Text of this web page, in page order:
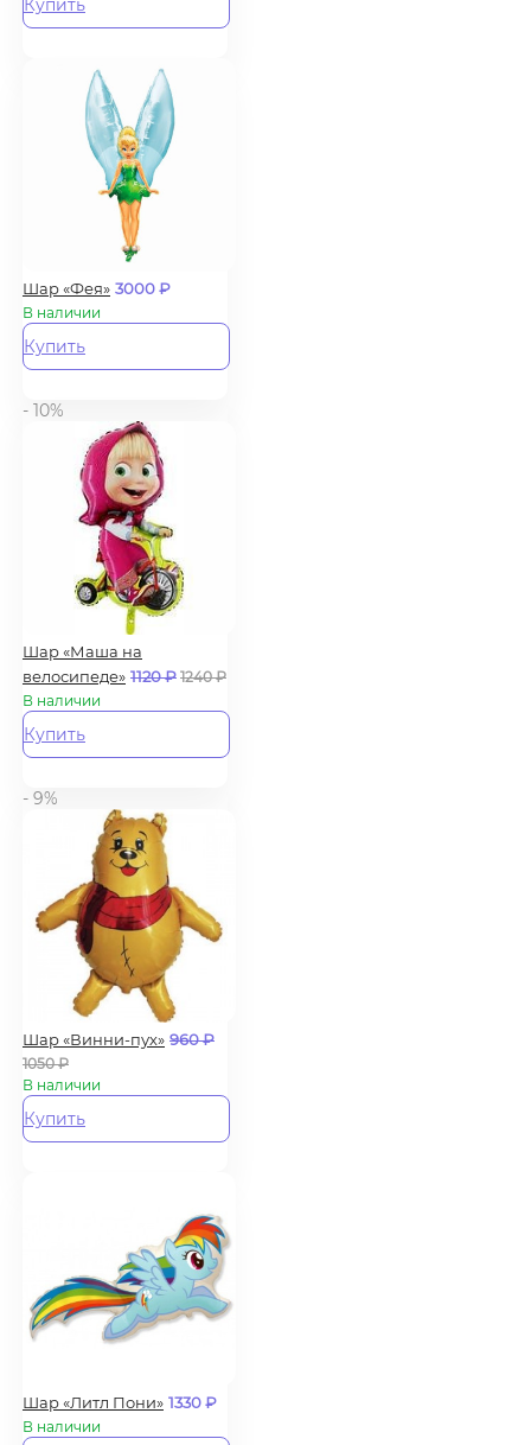
Купить
Шар «Фея» 3000₽
В наличии
Купить
- 10%
Шар «Маша на
велосипеде» 1120₽ 1240₽
В наличии
Купить
- 9%
Шар «Винни-пух» 960₽
1050₽
В наличии
Купить
Шар «Литл Пони» 1330₽
В наличии